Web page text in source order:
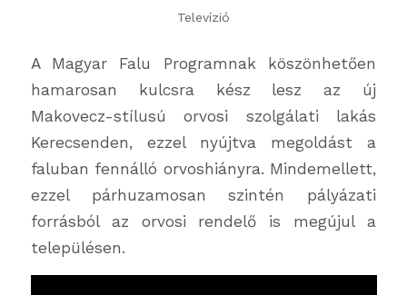
Televízió
A Magyar Falu Programnak köszönhetően
hamarosan kulcsra kész lesz az új
Makovecz-stílusú orvosi szolgálati lakás
Kerecsenden, ezzel nyújtva megoldást a
faluban fennálló orvoshiányra. Mindemellett,
ezzel párhuzamosan szintén pályázati
forrásból az orvosi rendelő is megújul a
településen.